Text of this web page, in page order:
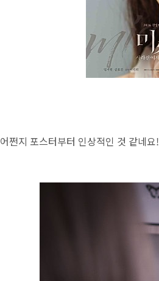
어쩐지 포스터부터 인상적인 것 같네요!